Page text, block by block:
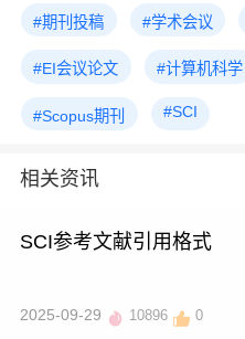
#期刊投稿 #学术会议
#EI会议论文 #计算机科学
#Scopus期刊 #SCI
相关资讯
SCI参考文献引用格式
2025-09-29 10896 0